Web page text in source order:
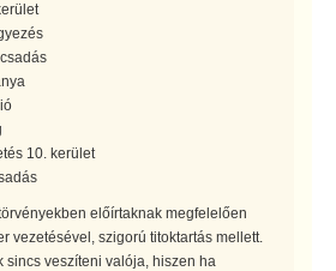
10. kerület
előírtaknak megfelelően
vezetésével, szigorú titoktartás mellett.
sincs veszíteni valója, hiszen ha